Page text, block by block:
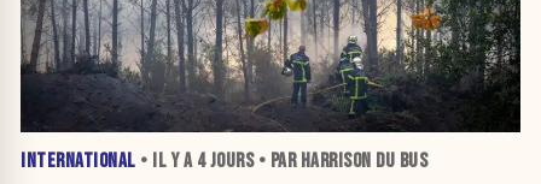
INTERNATIONAL • IL Y A 4 JOURS• PAR HARRISON DU BUS